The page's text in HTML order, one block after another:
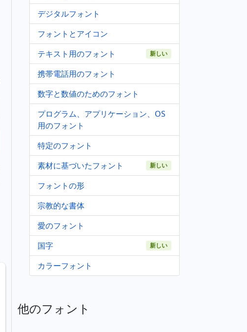
デジタルフォント
フォントとアイコン
テキスト用のフォント
新しい
携帯電話用のフォント
数字と数値のためのフォント
プログラム、アプリケーション、OS
用のフォント
特定のフォント
素材に基づいたフォント
新しい
フォントの形
宗教的な書体
愛のフォント
国字
新しい
カラーフォント
他のフォント